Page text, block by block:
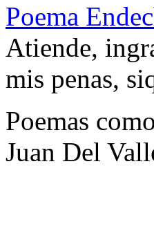
Poema
Atiende,
mis penas,
Poemas
Juan Del